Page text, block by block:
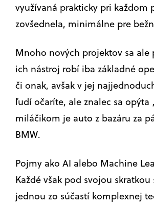
využívaná prakticky pri každom
zovšednela, minimálne pre
Mnoho nových projektov sa
ich nástroj robí iba základné
či onak, avšak v jej
ľudí očaríte, ale znalec sa opýta
miláčikom je auto z bazáru za
BMW.
Pojmy ako AI alebo Machine
Každé však pod svojou
jednou zo súčastí komplexnej